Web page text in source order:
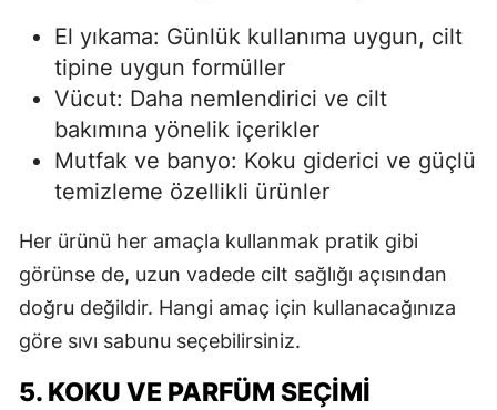
El yıkama: Günlük kullanıma uygun, cilt
tipine uygun formüller
Vücut: Daha nemlendirici ve cilt
bakımına yönelik içerikler
Mutfak ve banyo: Koku giderici ve güçlü
temizleme özellikli ürünler
Her ürünü her amaçla kullanmak pratik gibi
görünse de, uzun vadede cilt sağlığı açısından
doğru değildir. Hangi amaç için kullanacağınıza
göre sıvı sabunu seçebilirsiniz.
5. KOKU VE PARFÜM SEÇIMI